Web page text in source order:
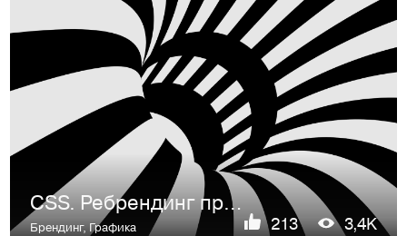
CSS. Ребрендинг промышленной компании
Брендинг,Графика 213 3,4K